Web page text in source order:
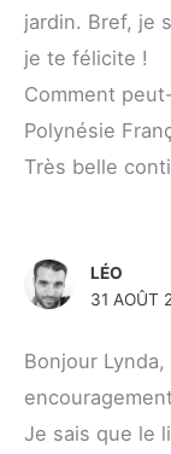
jardin. Bref, je
je te félicite !
Comment
Polynésie
Très belle
LÉO
31 AOÛT
Bonjour
Je sais que le